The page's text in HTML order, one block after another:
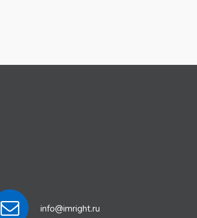
info@imright.ru